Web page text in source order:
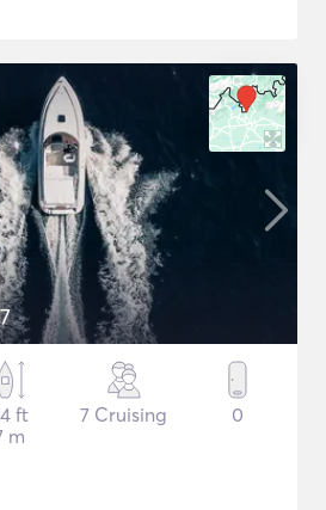
ft
m
7 Cruising 0